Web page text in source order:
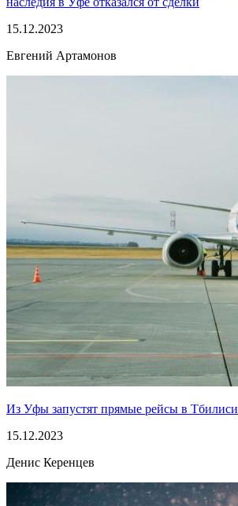
15.12.2023
Евгений Артамонов
Из Уфы запустят прямые рейсы в Тбилиси
15.12.2023
Денис Керенцев